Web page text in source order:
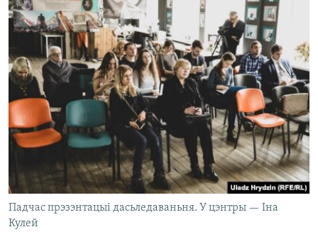
Падчас прэзэнтацыі дасьледаваньня. У цэнтры — Іна
Кулей